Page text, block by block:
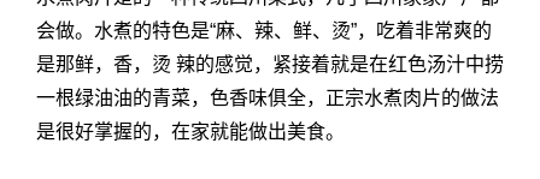
会做。水煮的特色是“麻、辣、鲜、烫”，吃着非常爽的
是那鲜，香，烫 辣的感觉，紧接着就是在红色汤汁中捞
一根绿油油的青菜，色香味俱全，正宗水煮肉片的做法
是很好掌握的，在家就能做出美食。